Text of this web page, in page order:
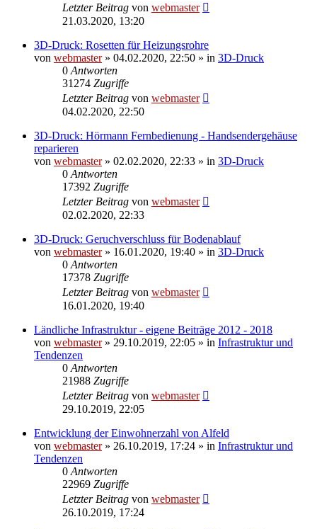
Letzter Beitrag von webmaster
21.03.2020, 13:20
3D-Druck: Rosetten für Heizungsrohre
von webmaster» 04.02.2020, 22:50 » in 3D-Druck
0 Antworten
31274 Zugriffe
Letzter Beitrag von webmaster
04.02.2020, 22:50
3D-Druck: Hörmann Fernbedienung - Handsendergehäuse
reparieren
von webmaster» 02.02.2020, 22:33 » in 3D-Druck
0 Antworten
17392 Zugriffe
Letzter Beitrag von webmaster
02.02.2020, 22:33
3D-Druck: Geruchverschluss für Bodenablauf
von webmaster» 16.01.2020, 19:40 » in 3D-Druck
0 Antworten
17378 Zugriffe
Letzter Beitrag von webmaster
16.01.2020, 19:40
Ländliche Infrastruktur - eigene Beiträge 2012 - 2018
von webmaster» 29.10.2019, 22:05 » in Infrastruktur und
Tendenzen
0 Antworten
21988 Zugriffe
Letzter Beitrag von webmaster
29.10.2019, 22:05
Entwicklung der Einwohnerzahl von Alfeld
von webmaster» 26.10.2019, 17:24 » in Infrastruktur und
Tendenzen
0 Antworten
22969 Zugriffe
Letzter Beitrag von webmaster
26.10.2019, 17:24